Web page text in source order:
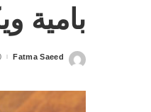
بامية
Posted
Fatma Saeed